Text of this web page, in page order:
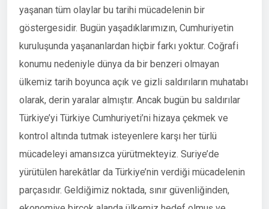
yaşanan tüm olaylar bu tarihi mücadelenin bir
göstergesidir. Bugün yaşadıklarımızın, Cumhuriyetin
kuruluşunda yaşananlardan hiçbir farkı yoktur. Coğrafi
konumu nedeniyle dünya da bir benzeri olmayan
ülkemiz tarih boyunca açık ve gizli saldırıların muhatabı
olarak, derin yaralar almıştır. Ancak bugün bu saldırılar
Türkiye’yi Türkiye Cumhuriyeti’ni hizaya çekmek ve
kontrol altında tutmak isteyenlere karşı her türlü
mücadeleyi amansızca yürütmekteyiz. Suriye’de
yürütülen harekâtlar da Türkiye’nin verdiği mücadelenin
parçasıdır. Geldiğimiz noktada, sınır güvenliğinden,